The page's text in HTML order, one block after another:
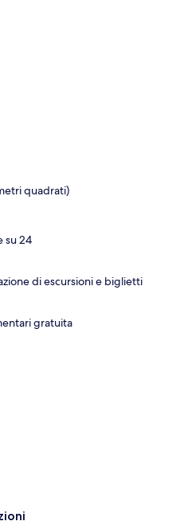
quadrati)
su 24
di escursioni e biglietti
gratuita